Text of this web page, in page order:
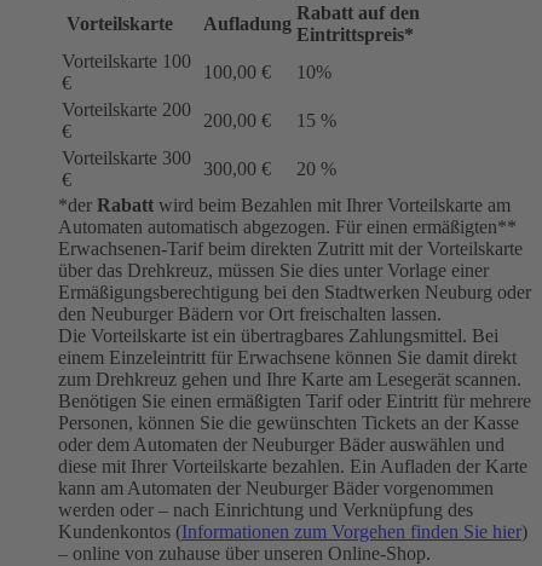
Vorteilskarte
Aufladung
Rabatt auf den
Eintrittspreis*
Vorteilskarte 100
€
100,00 €
10%
Vorteilskarte 200
€
200,00 €
15 %
Vorteilskarte 300
€
300,00 €
20 %
*der Rabatt wird beim Bezahlen mit Ihrer Vorteilskarte am
Automaten automatisch abgezogen. Für einen ermäßigten**
Erwachsenen-Tarif beim direkten Zutritt mit der Vorteilskarte
über das Drehkreuz, müssen Sie dies unter Vorlage einer
Ermäßigungsberechtigung bei den Stadtwerken Neuburg oder
den Neuburger Bädern vor Ort freischalten lassen.
Die Vorteilskarte ist ein übertragbares Zahlungsmittel. Bei
einem Einzeleintritt für Erwachsene können Sie damit direkt
zum Drehkreuz gehen und Ihre Karte am Lesegerät scannen.
Benötigen Sie einen ermäßigten Tarif oder Eintritt für mehrere
Personen, können Sie die gewünschten Tickets an der Kasse
oder dem Automaten der Neuburger Bäder auswählen und
diese mit Ihrer Vorteilskarte bezahlen. Ein Aufladen der Karte
kann am Automaten der Neuburger Bäder vorgenommen
werden oder – nach Einrichtung und Verknüpfung des
Kundenkontos (Informationen zum Vorgehen finden Sie hier)
– online von zuhause über unseren Online-Shop.